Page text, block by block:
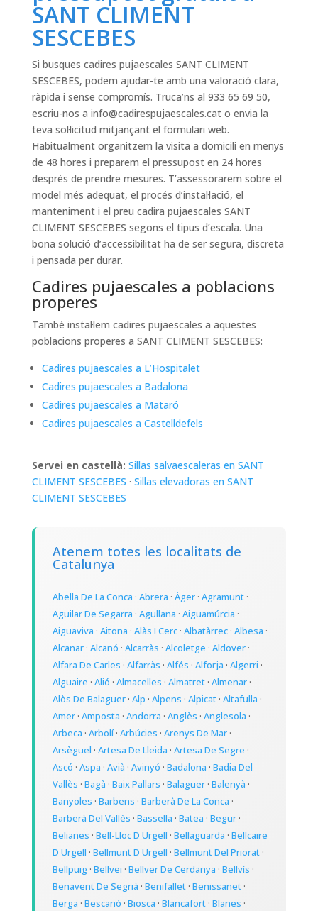
SANT CLIMENT
SESCEBES
Si busques cadires pujaescales SANT CLIMENT
SESCEBES, podem ajudar-te amb una valoració clara,
ràpida i sense compromís. Truca’ns al 933 65 69 50,
escriu-nos a info@cadirespujaescales.cato envia la
teva sol·licitud mitjançant el formulari web.
Habitualment organitzem la visita a domicili en menys
de 48 hores i preparem el pressupost en 24 hores
després de prendre mesures. T’assessorarem sobre el
model més adequat, el procés d’instal·lació, el
manteniment i el preu cadira pujaescales SANT
CLIMENT SESCEBES segons el tipus d’escala. Una
bona solució d’accessibilitat ha de ser segura, discreta
i pensada per durar.
Cadires pujaescales a poblacions
properes
També instal·lem cadires pujaescales a aquestes
poblacions properes a SANT CLIMENT SESCEBES:
Cadires pujaescales a L’Hospitalet
Cadires pujaescales a Badalona
Cadires pujaescales a Mataró
Cadires pujaescales a Castelldefels
Servei en castellà: Sillas salvaescaleras en SANT
CLIMENT SESCEBES · Sillas elevadoras en SANT
CLIMENT SESCEBES
Atenem totes les localitats de
Catalunya
Abella De La Conca · Abrera · Àger· Agramunt·
Aguilar De Segarra · Agullana · Aiguamúrcia ·
Aiguaviva · Aitona · Alàs I Cerc· Albatàrrec· Albesa ·
Alcanar· Alcanó · Alcarràs · Alcoletge · Aldover·
Alfara De Carles · Alfarràs · Alfés · Alforja · Algerri ·
Alguaire · Alió · Almacelles · Almatret· Almenar·
Alòs De Balaguer· Alp · Alpens · Alpicat· Altafulla ·
Amer· Amposta · Andorra · Anglès · Anglesola ·
Arbeca · Arbolí· Arbúcies · Arenys De Mar·
Arsèguel · Artesa De Lleida · Artesa De Segre ·
Ascó · Aspa · Avià · Avinyó · Badalona · Badia Del
Vallès · Bagà · Baix Pallars · Balaguer· Balenyà ·
Banyoles · Barbens · Barberà De La Conca ·
Barberà Del Vallès · Bassella · Batea · Begur·
Belianes · Bell-Lloc D Urgell · Bellaguarda · Bellcaire
D Urgell · Bellmunt D Urgell · Bellmunt Del Priorat·
Bellpuig· Bellvei · Bellver De Cerdanya · Bellvís ·
Benavent De Segrià · Benifallet· Benissanet·
Berga · Bescanó · Biosca · Blancafort· Blanes ·